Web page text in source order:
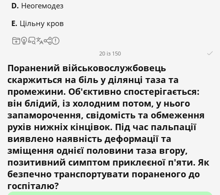
Неогемодез
Цільну кров
20 із 150
Поранений військовослужбовець
скаржиться на біль у ділянці таза та
промежини. Об'єктивно спостерігається:
він блідий, із холодним потом, у нього
запаморочення, свідомість та обмеження
рухів нижніх кінцівок. Під час пальпації
виявлено наявність деформації та
зміщення однієї половини таза вгору,
позитивний симптом приклеєної п'яти. Як
безпечно транспортувати пораненого до
госпіталю?